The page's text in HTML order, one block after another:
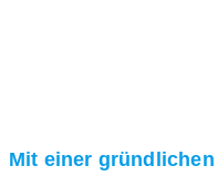
Mit einer